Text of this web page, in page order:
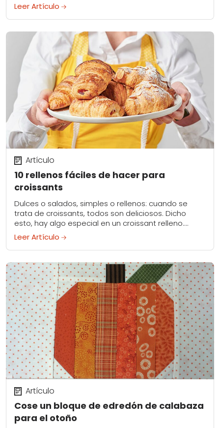
Leer Artículo
10 rellenos fáciles de hacer para
croissants
Artículo
Dulces o salados, simples o rellenos: cuando se
trata de croissants, todos son deliciosos. Dicho
esto, hay algo especial en un croissant relleno.
Puedes agregar esa explosión extra de sabor...
Leer Artículo
Cose un bloque de edredón de calabaza
para el otoño
Artículo